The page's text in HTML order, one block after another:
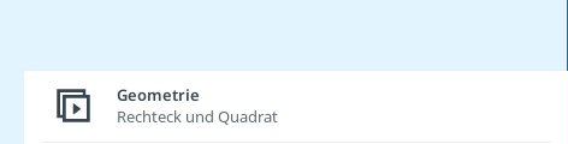
Geometrie
Rechteck und Quadrat